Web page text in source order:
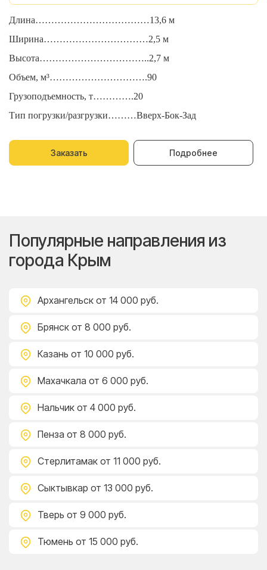
Длина………………………………13,6 м
Ширина……………………………2,5 м
Высота……………………………..2,7 м
Объем, м³………………………….90
Грузоподъемность, т………….20
Тип погрузки/разгрузки………Вверх-Бок-Зад
Заказать Подробнее
Популярные направления из
города Крым
Архангельск от 14 000 руб.
Брянск от 8 000 руб.
Казань от 10 000 руб.
Махачкала от 6 000 руб.
Нальчик от 4 000 руб.
Пенза от 8 000 руб.
Стерлитамак от 11 000 руб.
Сыктывкар от 13 000 руб.
Тверь от 9 000 руб.
Тюмень от 15 000 руб.